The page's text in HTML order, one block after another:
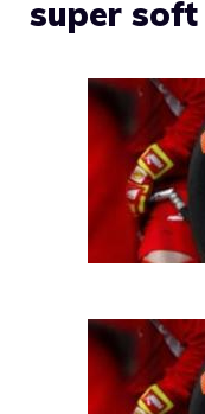
super soft